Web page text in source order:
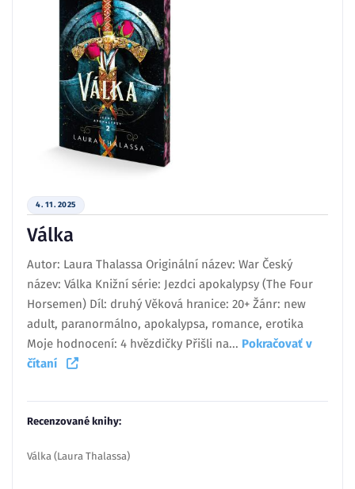
4. 11. 2025
Válka
Autor: Laura Thalassa Originální název: War Český
název: Válka Knižní série: Jezdci apokalypsy (The Four
Horsemen) Díl: druhý Věková hranice: 20+ Žánr: new
adult, paranormálno, apokalypsa, romance, erotika
Moje hodnocení: 4 hvězdičky Přišli na... Pokračovať v
čítaní
Recenzované knihy:
Válka (Laura Thalassa)